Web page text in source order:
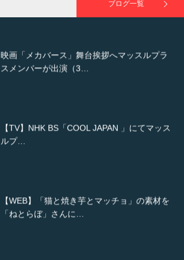
ブログ一覧
スメンバーが出演（3…
ルプ…
「ねとらぼ」さんに…